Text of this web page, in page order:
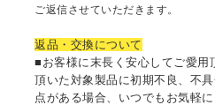
ご返信させていただきます。
返品・交換について
■お客様に末長く安心してご愛用
頂いた対象製品に初期不良、不
点がある場合、いつでもお気軽